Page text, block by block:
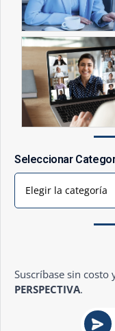
Seleccionar
Elegir la categoría
Suscríbase sin costo
PERSPECTIVA.